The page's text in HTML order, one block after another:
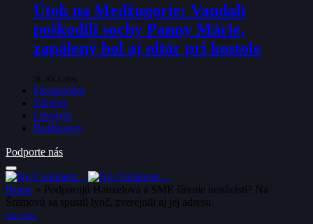
Útok na Medžugorie: Vandali
poškodili sochy Panny Márie,
zapálený bol aj oltár pri kostole
28. JÚLA 2026
Ekonomika
Zdravie
Lifestyle
Rozhovory
Podporte nás
Home » Podporujú Hanzelová a SME šírenie nenávisti? Na
Šramovú sa spustil lynč, zverejnili aj jej adresu.
POLITIKA